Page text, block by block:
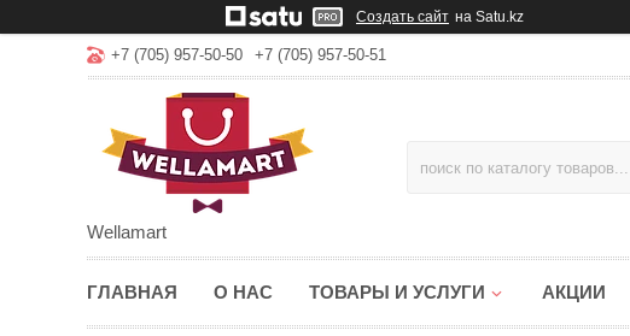
Создать сайт на Satu.kz
+7 (705) 957-50-50 +7 (705) 957-50-51
Wellamart
ГЛАВНАЯ О НАС ТОВАРЫ И УСЛУГИ АКЦИИ